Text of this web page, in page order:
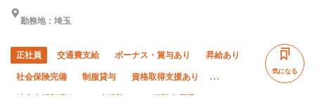
勤務地：埼玉
正社員 交通費支給 ボーナス・賞与あり 昇給あり
社会保険完備 制服貸与 資格取得支援あり
気になる